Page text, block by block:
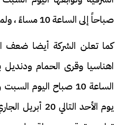
صباحاً إلى الساعة 10 مساءً ، ولمدة 12 ساعة.
كما تعلن الشركة أيضا ضعف
اهناسيا وقرى الحمام ودنديل
يوم الأحد